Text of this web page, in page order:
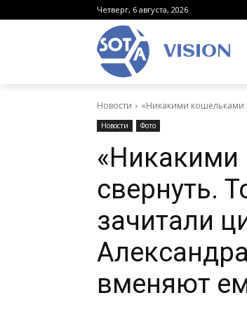
Четверг, 6 августа, 2026
VISION
Новости «Никакими кошельками
Новости Фото
«Никакими
свернуть.
зачитали
вменяют